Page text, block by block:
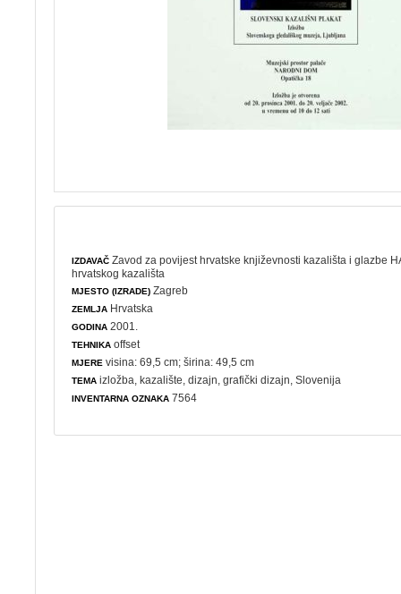
IZDAVAČ Zavod za povijest hrvatske književnosti kazališta i glazbe
hrvatskog kazališta
MJESTO (IZRADE) Zagreb
ZEMLJA Hrvatska
GODINA 2001.
TEHNIKA offset
MJERE visina: 69,5 cm; širina: 49,5 cm
TEMA izložba ,kazalište ,dizajn ,grafički dizajn , Slovenija
INVENTARNA OZNAKA 7564